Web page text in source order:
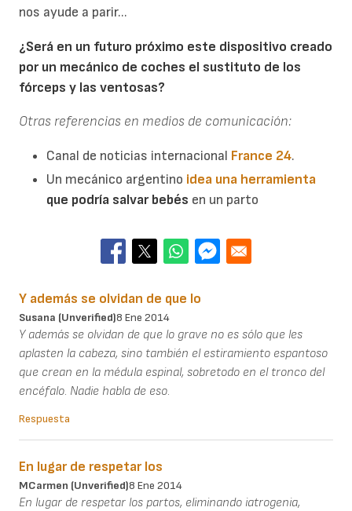
nos ayude a parir...
¿Será en un futuro próximo este dispositivo creado
por un mecánico de coches el sustituto de los
fórceps y las ventosas?
Otras referencias en medios de comunicación:
Canal de noticias internacional France 24.
Un mecánico argentino idea una herramienta
que podría salvar bebés en un parto
Y además se olvidan de que lo
Susana (unverified)8 Ene 2014
Y además se olvidan de que lo grave no es sólo que les
aplasten la cabeza, sino también el estiramiento espantoso
que crean en la médula espinal, sobretodo en el tronco del
encéfalo. Nadie habla de eso.
Respuesta
En lugar de respetar los
MCarmen (unverified)8 Ene 2014
En lugar de respetar los partos, eliminando iatrogenia,